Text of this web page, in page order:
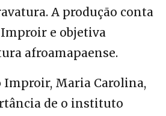
A produção conta
e objetiva
afroamapaense.
Improir, Maria Carolina,
de o instituto